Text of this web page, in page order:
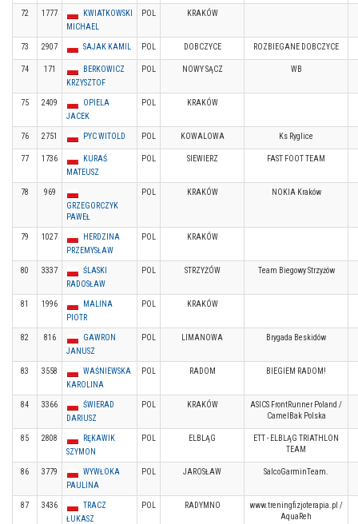
72 1777
KWIATKOWSKI
MICHAEL
POL KRAKÓW
73 2907 SAJAK KAMIL POL DOBCZYCE ROZBIEGANE DOBCZYCE
74 171
BERKOWICZ
KRZYSZTOF
POL NOWY SĄCZ WB
75 2409
OPIELA
JACEK
POL KRAKÓW
76 2751 PYC WITOLD POL KOWALOWA Ks Ryglice
77 1736
KURAŚ
MATEUSZ
POL SIEWIERZ FAST FOOT TEAM
78
969
GRZEGORCZYK
PAWEŁ
POL KRAKÓW NOKIA Kraków
79 1027
HERDZINA
PRZEMYSŁAW
POL KRAKÓW
80 3337
ŚLASKI
RADOSŁAW
POL STRZYŻÓW Team Biegowy Strzyżów
81 1996
MALINA
PIOTR
POL KRAKÓW
82 816
GAWRON
JANUSZ
POL LIMANOWA Brygada Beskidów
83 3558
WAŚNIEWSKA
KAROLINA
POL RADOM BIEGIEM RADOM!
84 3366
ŚWIERAD
DARIUSZ
POL KRAKÓW
ASICS FrontRunner Poland /
CamelBak Polska
85 2808
RĘKAWIK
SZYMON
POL ELBLĄG
ETT - ELBLĄG TRIATHLON
TEAM
86 3779
WYWŁOKA
PAULINA
POL JAROSŁAW SalcoGarminTeam.
87 3436
TRACZ
ŁUKASZ
POL RADYMNO
www.treningfizjoterapia.pl /
AquaReh